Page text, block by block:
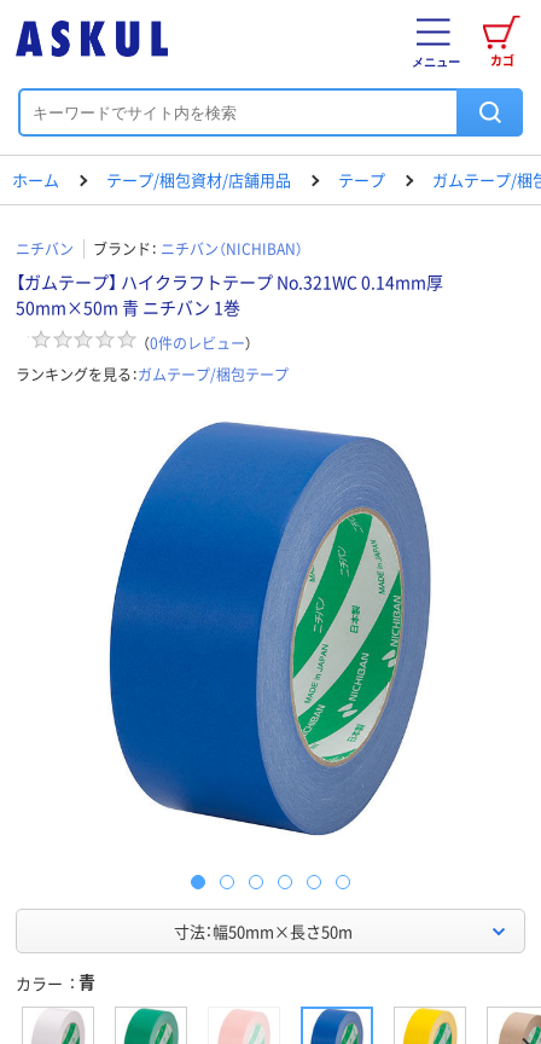
カゴ
メニュー
ホーム テープ/梱包資材/店舗用品 テープ ガムテープ/梱
ニチバン ブランド： ニチバン（NICHIBAN）
【ガムテープ】 ハイクラフトテープ No.321WC 0.14mm厚
50mm×50m 青 ニチバン 1巻
（0件のレビュー）
ランキングを見る：ガムテープ/梱包テープ
寸法：幅50mm×長さ50m
カラー 青